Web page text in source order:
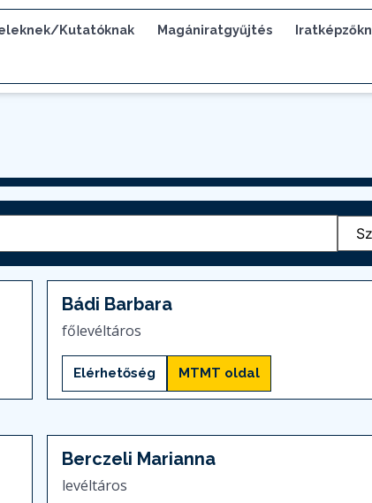
Kutatóknak Magániratgyűjtés
Bádi Barbara
főlevéltáros
Elérhetőség MTMT oldal
Berczeli Marianna
levéltáros